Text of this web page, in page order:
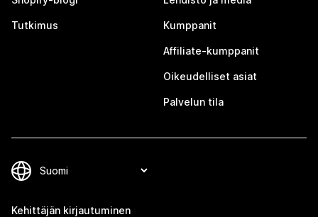
Tutkimus Kumppanit
Affiliate-kumppanit
Oikeudelliset asiat
Palvelun tila
Kehittäjän kirjautuminen